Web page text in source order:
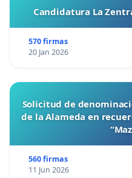
Candidatura La
570 firmas
20 Jan 2026
Solicitud de
de la Alameda en
560 firmas
11 Jun 2026